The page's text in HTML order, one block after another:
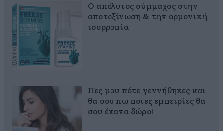
Ο απόλυτος σύμμαχος στην
αποτοξίνωση & την ορμονική
ισορροπία
Πες μου πότε γεννήθηκες και
θα σου πω ποιες εμπειρίες θα
σου έκανα δώρο!